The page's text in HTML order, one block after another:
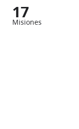
17
Misiones